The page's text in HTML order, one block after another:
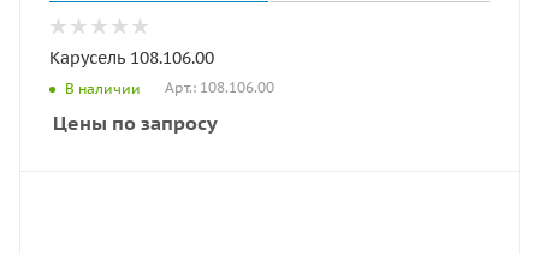
Карусель 108.106.00
В наличии Арт.: 108.106.00
Цены по запросу